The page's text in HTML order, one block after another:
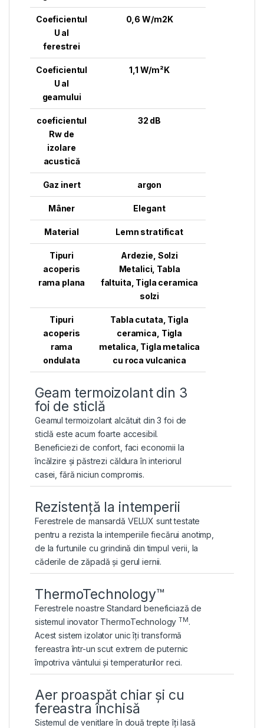
Coeficientul
U al
ferestrei
0,6 W/m2K
Coeficientul
U al
geamului
1,1 W/m²K
coeficientul
Rw de
izolare
acustică
32 dB
Gaz inert argon
Mâner Elegant
Material Lemn stratificat
Tipuri
acoperis
rama plana
Ardezie Solzi
Metalici Tabla
faltuita Tigla ceramica
solzi
Tipuri
acoperis
rama
ondulata
Tabla cutata Tigla
ceramica Tigla
metalica Tigla metalica
cu roca vulcanica
Geam termoizolant din 3
foi de sticlă
Geamul termoizolant alcătuit din 3 foi de
sticlă este acum foarte accesibil.
Beneficiezi de confort, faci economii la
încălzire și păstrezi căldura în interiorul
casei, fără niciun compromis.
Rezistență la intemperii
Ferestrele de mansardă VELUX sunt testate
pentru a rezista la intemperiile fiecărui anotimp,
de la furtunile cu grindină din timpul verii, la
căderile de zăpadă și gerul iernii.
ThermoTechnology™
Ferestrele noastre Standard beneficiază de
sistemul inovator ThermoTechnology TM.
Acest sistem izolator unic îți transformă
fereastra într-un scut extrem de puternic
împotriva vântului și temperaturilor reci.
Aer proaspăt chiar și cu
fereastra închisă
Sistemul de venitlare în două trepte îți lasă